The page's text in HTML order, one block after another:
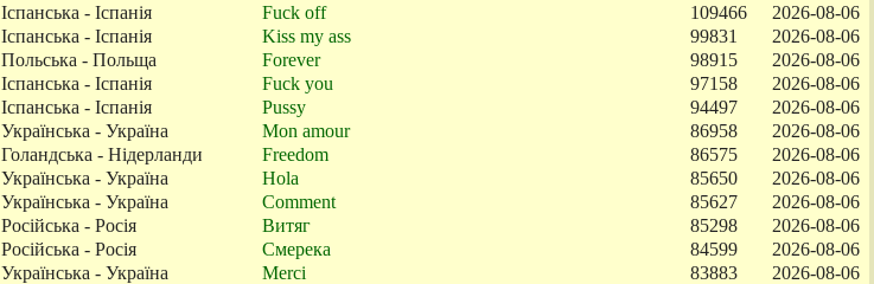
Іспанська - Іспанія Fuck off 109466
2026-08-06
Іспанська - Іспанія Kiss my ass 99831
2026-08-06
Польська - Польща Forever 98915
2026-08-06
Іспанська - Іспанія Fuck you 97158
2026-08-06
Іспанська - Іспанія Pussy 94497
2026-08-06
Українська - Україна Mon amour 86958
2026-08-06
Голандська - Нідерланди Freedom 86575
2026-08-06
Українська - Україна Hola 85650
2026-08-06
Українська - Україна Comment 85627
2026-08-06
Російська - Росія Витяг 85298
2026-08-06
Російська - Росія Смерека 84599
2026-08-06
Українська - Україна Merci 83883
2026-08-06